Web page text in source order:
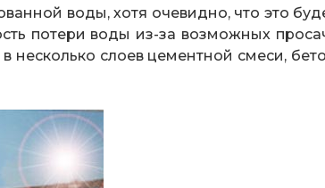
воды, хотя очевидно, что это
потери воды из-за возможных
несколько слоев цементной смеси,